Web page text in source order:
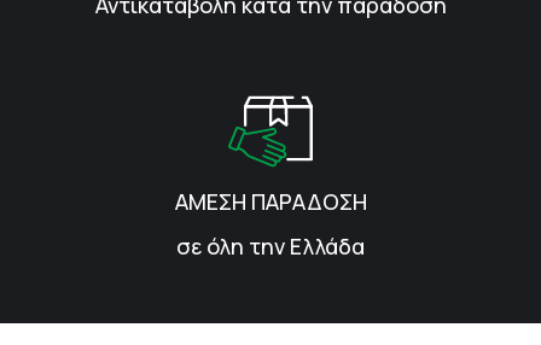
ΑΜΕΣΗ ΠΑΡΑΔΟΣΗ
σε όλη την Ελλάδα